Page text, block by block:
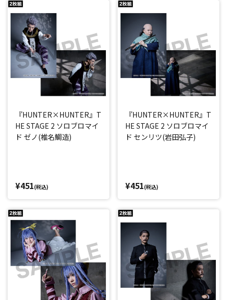
『HUNTER×HUNTER』T
HE STAGE 2 ソロブロマイ
ド ゼノ(椎名鯛造)
¥451(税込)
『HUNTER×HUNTER』T
HE STAGE 2 ソロブロマイ
ド センリツ(岩田弘子)
¥451(税込)